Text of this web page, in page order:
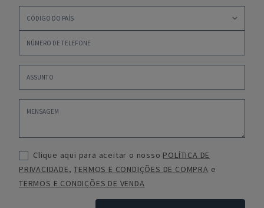
Clique aqui para aceitar o nosso POLÍTICA DE
PRIVACIDADE,TERMOS E CONDIÇÕES DE COMPRA e
TERMOS E CONDIÇÕES DE VENDA